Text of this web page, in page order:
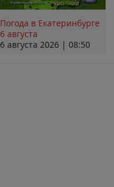
Погода в Екатеринбурге
6 августа
6 августа 2026 | 08:50